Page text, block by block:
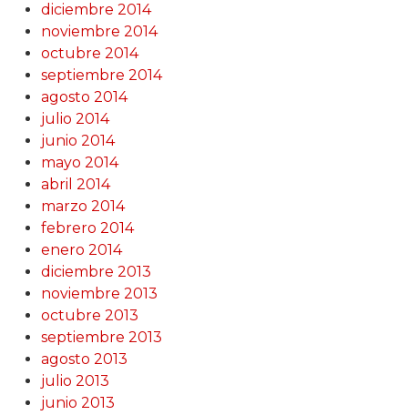
diciembre 2014
noviembre 2014
octubre 2014
septiembre 2014
agosto 2014
julio 2014
junio 2014
mayo 2014
abril 2014
marzo 2014
febrero 2014
enero 2014
diciembre 2013
noviembre 2013
octubre 2013
septiembre 2013
agosto 2013
julio 2013
junio 2013